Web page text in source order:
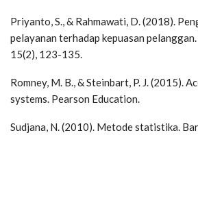
Priyanto, S., & Rahmawati, D. (2018).
pelayanan terhadap kepuasan
15(2), 123-135.
Romney, M. B., & Steinbart, P. J. (2015).
systems. Pearson Education.
Sudjana, N. (2010). Metode statistika.